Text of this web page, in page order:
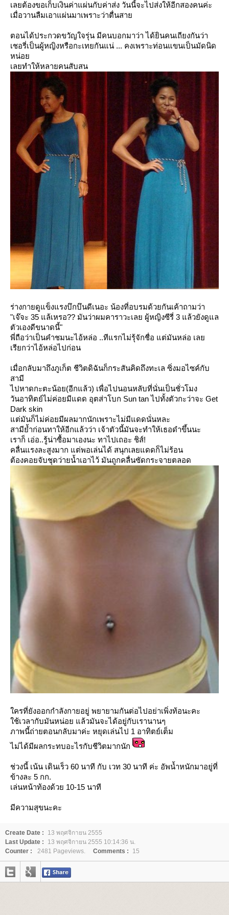
เลยต้องขอเก็บเงินค่าแผ่นกับค่าส่ง วันนี้จะไปส่งให้อีกสองคนค่ะ
เมื่อวานลืมเอาแผ่นมาเพราะว่าตื่นสา
ตอนได้ประกวดขวัญใจรุ่น มีคนบอกมาว่า ได้ยินคนเถียงกันว่า
เชอรี่เป็นผู้หญิงหรือกะเทยกันแน่ ... คงเพราะท่อนแขนเป็นมัดนิด
หน่อ
เลยทำให้หลายคนสับสน
ร่างกายดูแข็งแรงบึกบึนดีเนอะ น้องที่อบรมด้วยกันเค้าถามว่า
"เจ๊จะ 35 แล้เหรอ?? มันว่าผมคาราวะเลย ผู้หญิงซีรี่ 3 แล้วยังดูแล
ตัวเองดีขนาดนี้"
พี่ถือว่าเป็นคำชมนะไอ้หล่อ ..ทีแรกไม่รุ้จักชื่อ แต่มันหล่อ เล
เรียกว่าไอ้หล่อไปก่อน
เมื่อกลับมาถึงภูเก็ต ชีวิตดิฉันก็กระสันคิดถึงทะเล ซิ่งมอไซค์กับ
สามี
ไปหาดกะตะน้อย(อีกแล้ว) เพื่อไปนอนหลับที่นั่นเป็นชั่วโมง
วันอาทิตย์ไม่ค่อยมีแดด อุตส่าโบก Sun tan ไปทั้งตัวกะว่าจะ Get
Dark skin
ต่มันก็ไม่ค่อยมีผลมากนักเพราะไม่มีแดดนั่นหละ
สามีย้ำก่อนทาให้อีกแล้วว่า เจ้าตัวนี้มันจะทำให้เธอดำขึ้นนะ
เราก็ เอ่อ..รู้น่าซื้อมาเองนะ ทาไปเถอะ ชิส์!
คลื่นแรงละสูงมาก แต่พอเล่นได้ สนุกเลยแดดก็ไม่ร้อน
ต้องคอยจับชุดว่ายน้ำเอาไว้ มันถูกคลื่นซัดกระจายตลอด
ครที่ยังออกกำลังกายอยู่ พยายามกันต่อไปอย่าเพิ่งท้อนะคะ
ช้เวลากับมันหน่อย แล้วมันจะได้อยู่กับเรานานๆ
ภาพนี้ถ่ายตอนกลับมาค่ะ หยุดเล่นไป 1 อาทิตย์เต็ม
ไม่ได้มีผลกระทบอะไรกับชีวิตมากนัก
ช่วงนี้ เน้น เดินเร็ว 60 นาที กับ เวท 30 นาที ค่ะ อัพน้ำหนักมาอยู่ที่
ข้างละ 5 กก.
เล่นหน้าท้องด้วย 10-15 นาที
มีความสุขนะคะ
Create Date :
13 พฤศจิกายน 2555
Last Update :
13 พฤศจิกายน 2555 10:14:36 น.
Counter :
2481 Pageviews. Comments : 15